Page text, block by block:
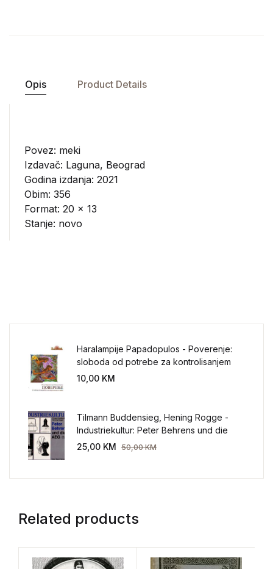
Opis Product Details
Povez: meki
Izdavač: Laguna, Beograd
Godina izdanja: 2021
Obim: 356
Format: 20 x 13
Stanje: novo
Haralampije Papadopulos - Poverenje:
sloboda od potrebe za kontrolisanjem
sveta
10,00 KM
Tilmann Buddensieg, Hening Rogge -
Industriekultur: Peter Behrens und die
AEG 1907-1914.
25,00 KM 50,00KM
Related products